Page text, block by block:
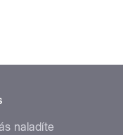
naladíte